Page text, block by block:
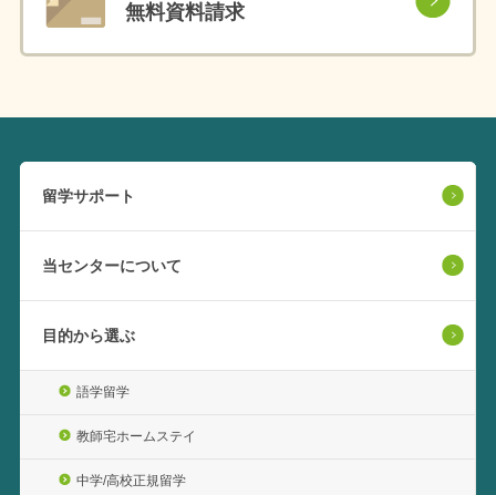
無料資料請求
留学サポート
当センターについて
目的から選ぶ
語学留学
教師宅ホームステイ
中学/高校正規留学